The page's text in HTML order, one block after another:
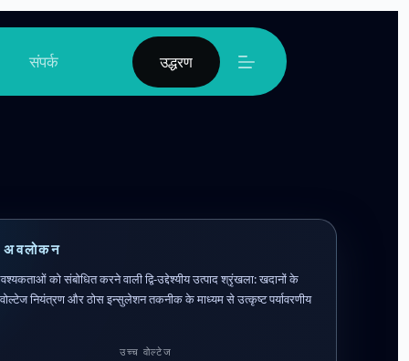
संपर्क उद्धरण
को संबोधित करने वाली द्वि-उद्देश्यीय उत्पाद श्रृंखला: खदानों के
वोल्टेज नियंत्रण और ठोस इन्सुलेशन तकनीक के माध्यम से उत्कृष्ट पर्यावरणीय
उच्च वोल्टेज